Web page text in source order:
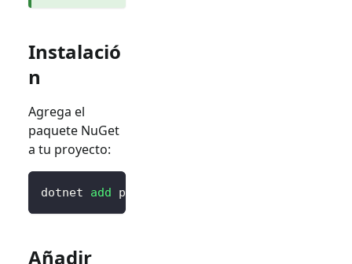
Instalació
n
Agrega el
paquete NuGet
a tu proyecto:
dotnet add package Blorc.OpenIdConnect
Añadir